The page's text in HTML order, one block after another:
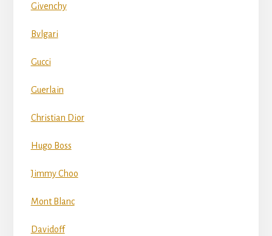
Givenchy
Bvlgari
Gucci
Guerlain
Christian Dior
Hugo Boss
Jimmy Choo
Mont Blanc
Davidoff